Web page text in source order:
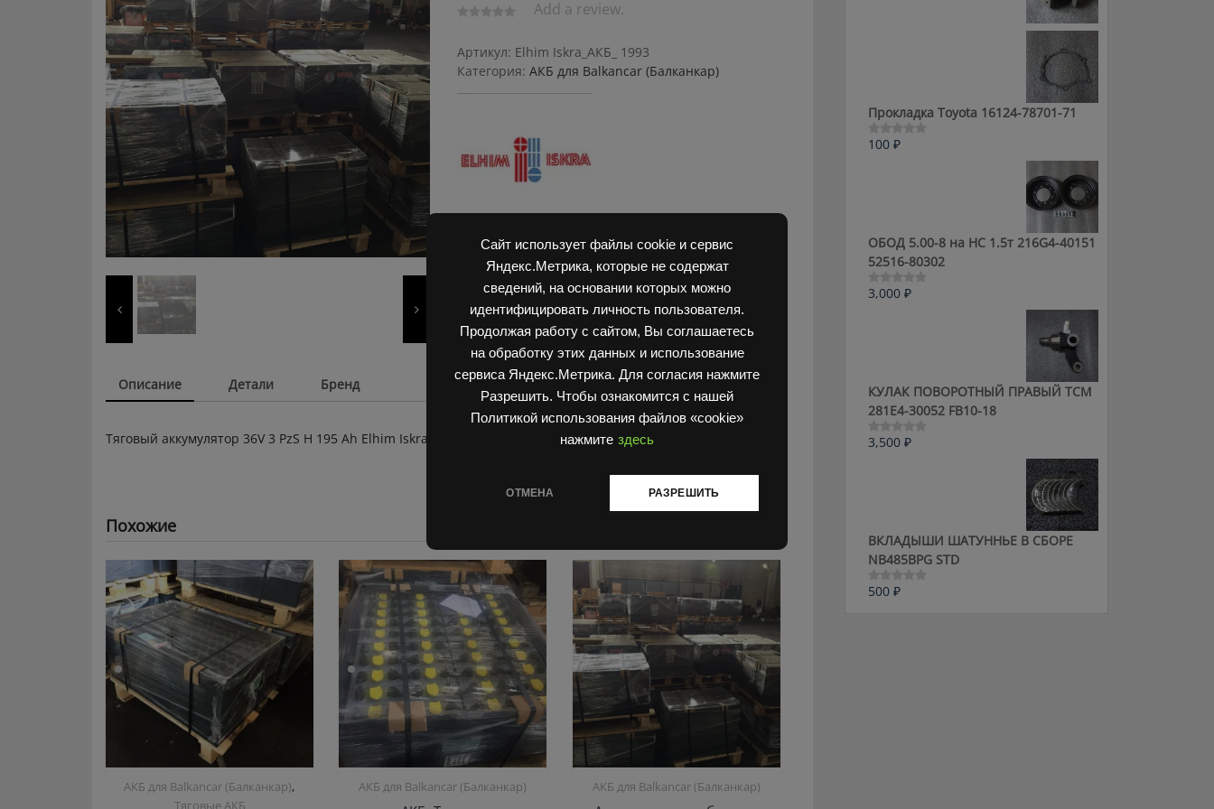
Сайт использует файлы cookie и сервис
Яндекс.Метрика, которые не содержат
сведений, на основании которых можно
идентифицировать личность пользователя.
Продолжая работу с сайтом, Вы соглашаетесь
на обработку этих данных и использование
сервиса Яндекс.Метрика. Для согласия нажмите
Разрешить. Чтобы ознакомится с нашей
Политикой использования файлов «cookie»
нажмите здесь
ОТМЕНА РАЗРЕШИТЬ
Add a review.
Артикул: Elhim Iskra_АКБ_ 1993
Категория: АКБ для Balkanсar (Балканкар)
Описание Детали Бренд
Тяговый аккумулятор 36V 3 PzS Н 195 Ah Elhim Iskra
Похожие
АКБ для Balkanсar (Балканкар),
Тяговые АКБ
АКБ для Balkanсar (Балканкар) АКБ для Balkanсar (Балканкар)
Прокладка Toyota 16124-78701-71
Оценка
100 ₽
ОБОД 5.00-8 на HC 1.5т 216G4-40151
52516-80302
Оценка
3,000 ₽
КУЛАК ПОВОРОТНЫЙ ПРАВЫЙ ТСМ
281E4-30052 FB10-18
Оценка
3,500 ₽
ВКЛАДЫШИ ШАТУННЬЕ В СБОРЕ
NB485BPG STD
Оценка
500 ₽